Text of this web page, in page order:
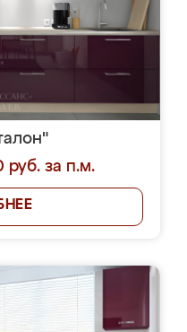
руб. за п.м.